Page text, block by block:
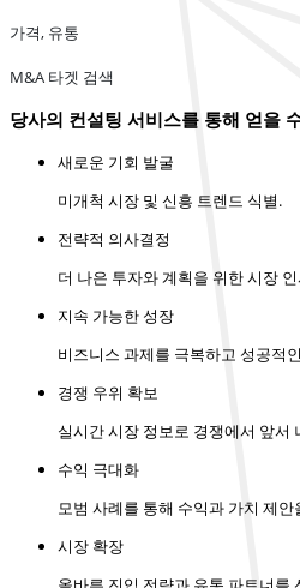
가격, 유통
M&A 타겟 검색
당사의 컨설팅 서비스를 통해 얻을
새로운 기회 발굴
미개척 시장 및 신흥 트렌드 식별.
전략적 의사결정
더 나은 투자와 계획을 위한 시장
지속 가능한 성장
비즈니스 과제를 극복하고 성공적
경쟁 우위 확보
실시간 시장 정보로 경쟁에서 앞서
수익 극대화
모범 사례를 통해 수익과 가치 제
시장 확장